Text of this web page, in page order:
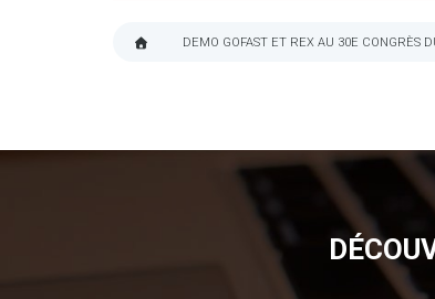
DEMO GOFAST ET REX AU 30E CONGRÈS